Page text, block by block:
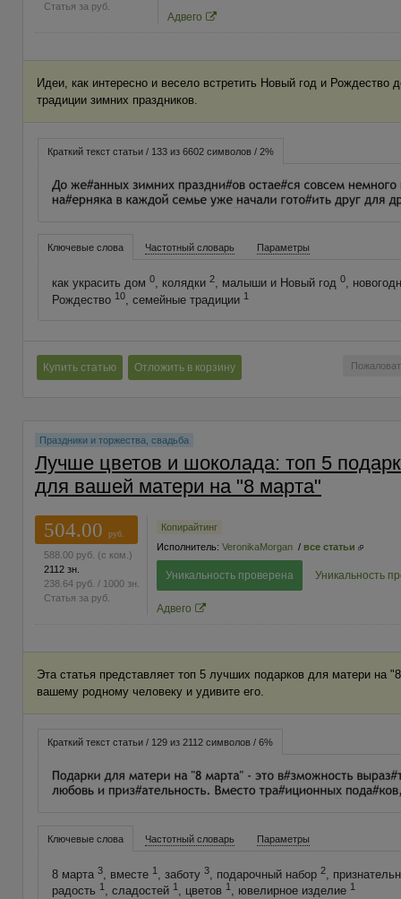
Статья за руб.
Адвего
Идеи, как интересно и весело встретить Новый год и Рождество
традиции зимних праздников.
Краткий текст статьи / 133 из 6602 символов / 2%
Ключевые слова Частотный словарь Параметры
как украсить дом 0, колядки 2, малыши и Новый год 0,
Рождество 10, семейные традиции 1
Купить статью Отложить в корзину
Праздники и торжества, свадьба
Лучше цветов и шоколада: топ 5
для вашей матери на "8 марта"
504.00
руб.
588.00 руб. (с ком.)
2112 зн.
238.64 руб. / 1000 зн.
Статья за руб.
Копирайтинг
Исполнитель: VeronikaMorgan / все статьи
Уникальность проверена Уникальность
Адвего
Эта статья представляет топ 5 лучших подарков для матери на
вашему родному человеку и удивите его.
Краткий текст статьи / 129 из 2112 символов / 6%
Ключевые слова Частотный словарь Параметры
8 марта 3, вместе 1, заботу 3, подарочный набор 2,
радость 1 , сладостей 1 , цветов 1 , ювелирное изделие 1